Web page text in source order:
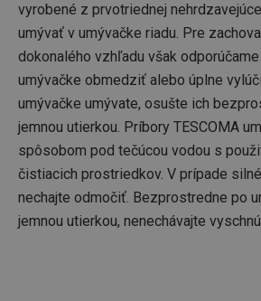
vyrobené z prvotriednej
umývať v umývačke riadu. Pre
dokonalého vzhľadu však
umývačke obmedziť alebo úplne
umývačke umývate, osušte ich
jemnou utierkou. Príbory TESCOMA
spôsobom pod tečúcou vodou s
čistiacich prostriedkov. V prípade
nechajte odmočiť. Bezprostredne po
jemnou utierkou, nenechávajte